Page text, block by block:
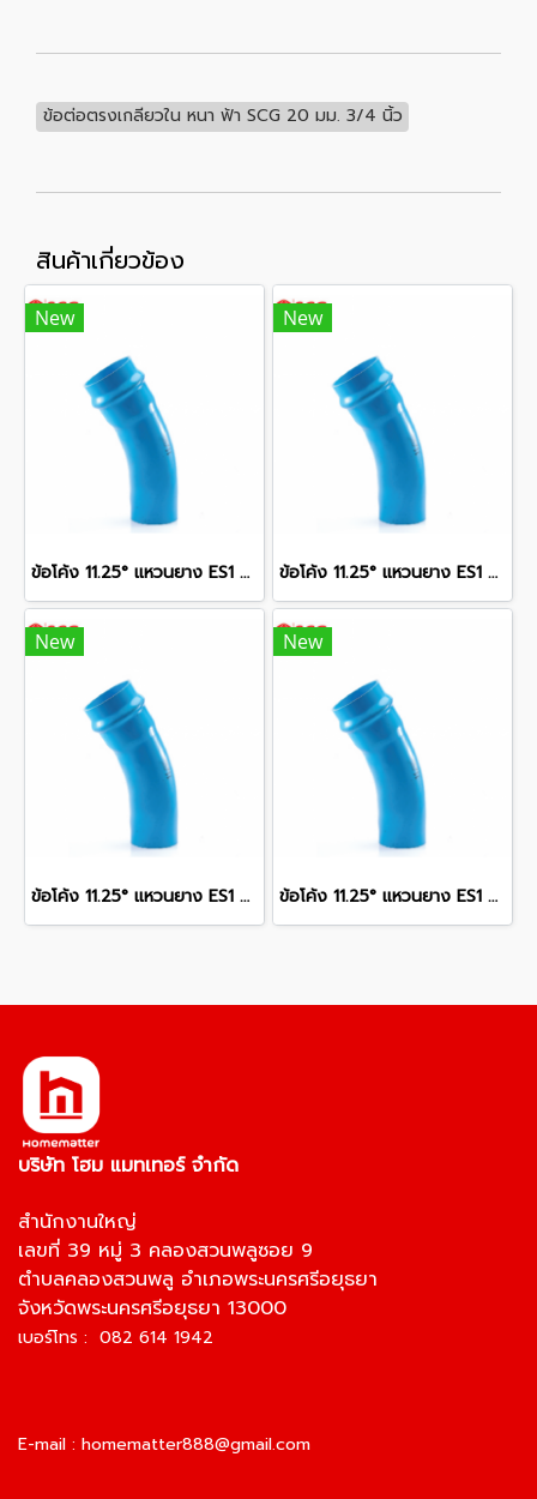
ข้อต่อตรงเกลียวใน หนา ฟ้า SCG 20 มม. 3/4 นิ้ว
สินค้าเกี่ยวข้อง
New
ข้อโค้ง 11.25° แหวนยาง ES1 SCG ขนาด 250 มม. (10 นิ้ว ) ชั้น 13.5
New
ข้อโค้ง 11.25° แหวนยาง ES1 SCG ขนาด 300 มม. (12 นิ้ว ) ชั้น 13.5
New
ข้อโค้ง 11.25° แหวนยาง ES1 SCG ขนาด 350 มม. (14 นิ้ว ) ชั้น 13.5
New
ข้อโค้ง 11.25° แหวนยาง ES1 SCG ขนาด 400 มม. (16 นิ้ว ) ชั้น 13.5
บริษัท โฮม แมทเทอร์ จำกัด
สำนักงานใหญ่
เลขที่ 39 หมู่ 3 คลองสวนพลูซอย 9
ตำบลคลองสวนพลู อำเภอพระนครศรีอยุธยา
จังหวัดพระนครศรีอยุธยา 13000
เบอร์โทร : 082 614 1942
E-mail : homematter888@gmail.com